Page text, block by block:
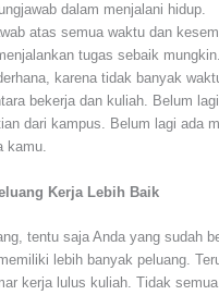
dalam menjalani hidup.
atas semua waktu dan
tugas sebaik mungkin.
karena tidak banyak
bekerja dan kuliah. Belum
dari kampus. Belum lagi ada
kamu.
Kerja Lebih Baik
tentu saja Anda yang sudah
lebih banyak peluang.
kerja lulus kuliah. Tidak